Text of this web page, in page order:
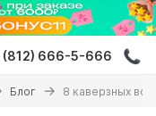
(812) 666-5-666
Блог 8 каверзных